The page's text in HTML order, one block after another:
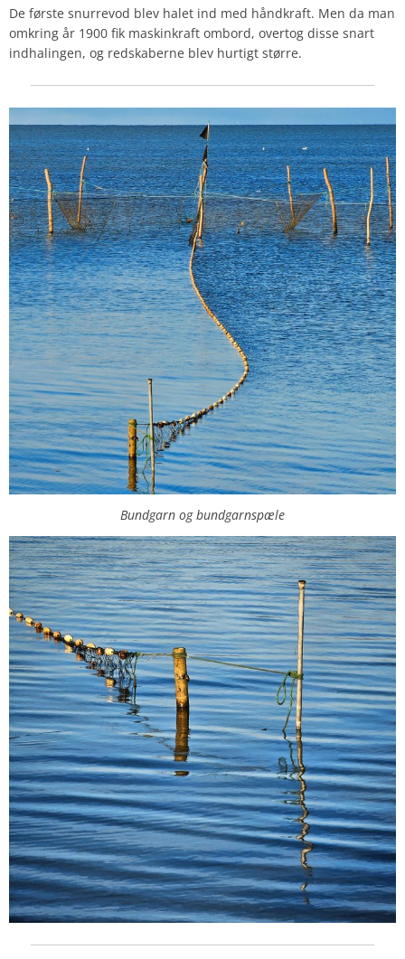
De første snurrevod blev halet ind med håndkraft. Men da man
omkring år 1900 fik maskinkraft ombord, overtog disse snart
indhalingen, og redskaberne blev hurtigt større.
Bundgarn og bundgarnspæle